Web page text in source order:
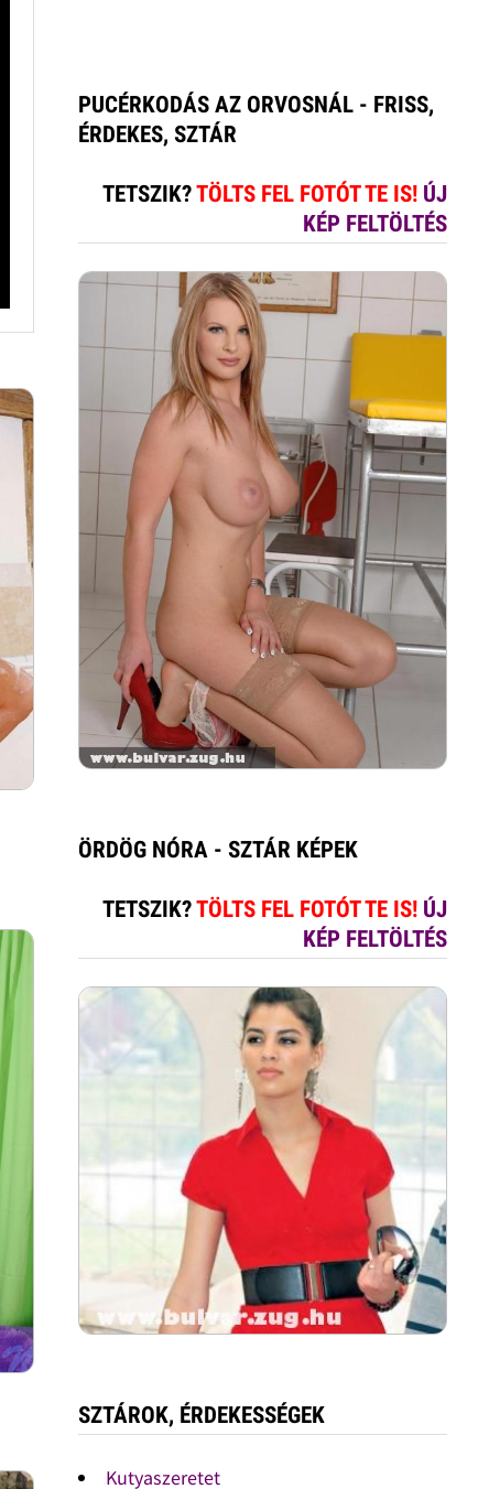
PUCÉRKODÁS AZ ORVOSNÁL - FRISS,
ÉRDEKES, SZTÁR
TETSZIK?TÖLTS FEL FOTÓT TE IS! ÚJ
KÉP FELTÖLTÉS
ÖRDÖG NÓRA - SZTÁR KÉPEK
TETSZIK?TÖLTS FEL FOTÓT TE IS! ÚJ
KÉP FELTÖLTÉS
SZTÁROK, ÉRDEKESSÉGEK
Kutyaszeretet